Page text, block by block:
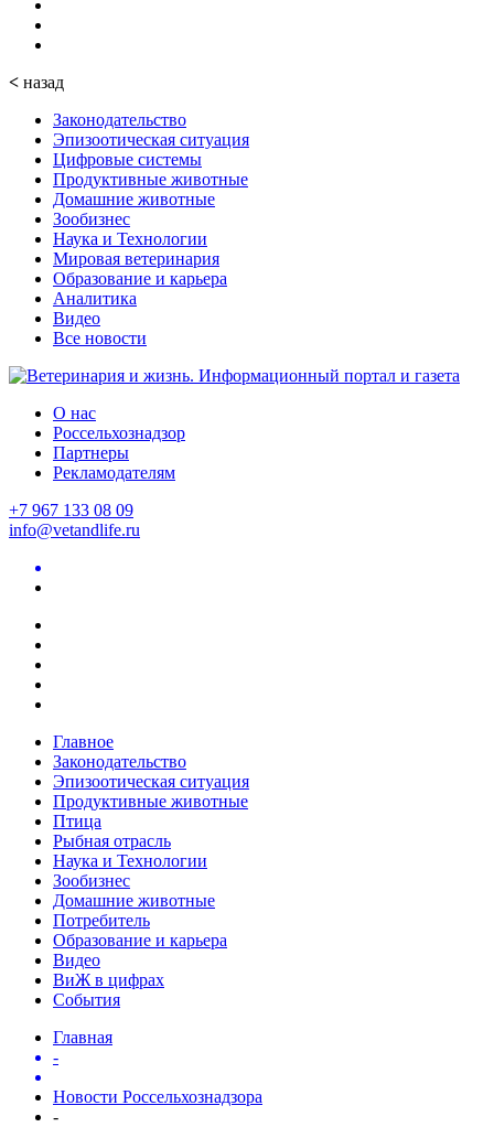
< назад
Законодательство
Эпизоотическая ситуация
Цифровые системы
Продуктивные животные
Домашние животные
Зообизнес
Наука и Технологии
Мировая ветеринария
Образование и карьера
Аналитика
Видео
Все новости
О нас
Россельхознадзор
Партнеры
Рекламодателям
+7 967 133 08 09
info@vetandlife.ru
Главное
Законодательство
Эпизоотическая ситуация
Продуктивные животные
Птица
Рыбная отрасль
Наука и Технологии
Зообизнес
Домашние животные
Потребитель
Образование и карьера
Видео
ВиЖ в цифрах
События
Главная
-
Новости Россельхознадзора
-